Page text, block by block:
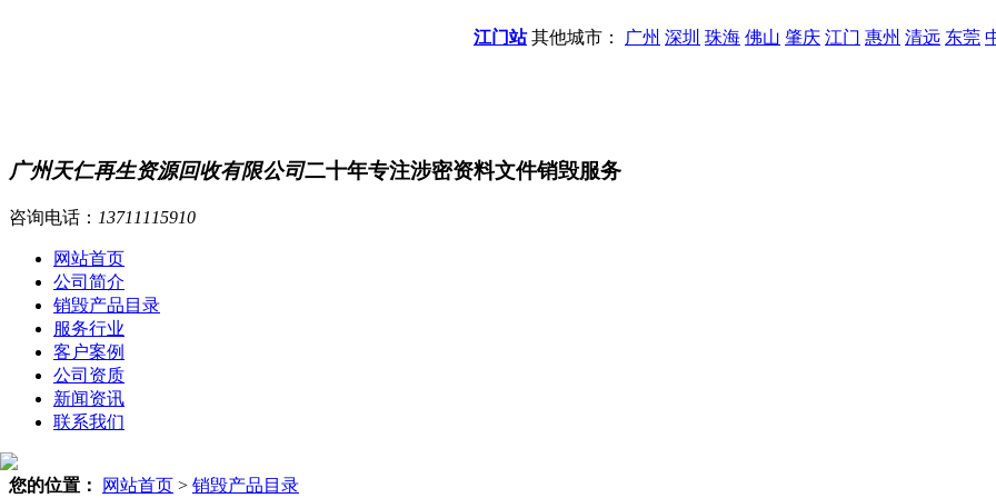
江门站其他城市： 广州 深圳 珠海 佛山 肇庆 江门 惠州 清远 东莞
广州天仁再生资源回收有限公司二十年专注涉密资料文件销毁服务
咨询电话： 13711115910
网站首页
公司简介
销毁产品目录
服务行业
客户案例
公司资质
新闻资讯
联系我们
您的位置： 网站首页 > 销毁产品目录